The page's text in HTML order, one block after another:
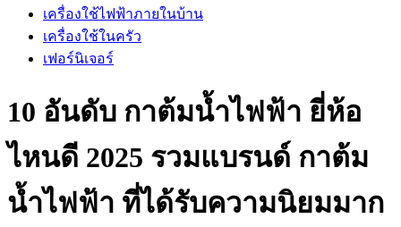
เครื่องใช้ไฟฟ้าภายในบ้าน
เครื่องใช้ในครัว
เฟอร์นิเจอร์
10 อันดับ กาต้มน้ำไฟฟ้า ยี่ห้อ
ไหนดี 2025 รวมแบรนด์ กาต้ม
น้ำไฟฟ้า ที่ได้รับความนิยมมาก